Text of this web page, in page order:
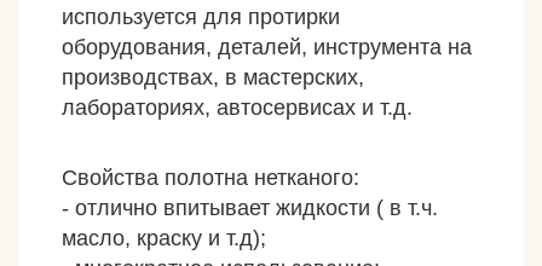
используется для протирки
оборудования, деталей, инструмента на
производствах, в мастерских,
лабораториях, автосервисах и т.д.
Свойства полотна нетканого:
- отлично впитывает жидкости ( в т.ч.
масло, краску и т.д);